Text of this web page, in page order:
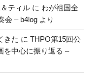
ティル に わが祖国全
会 – b4log より
きた に THPO第15回公
を中心に振り返る –